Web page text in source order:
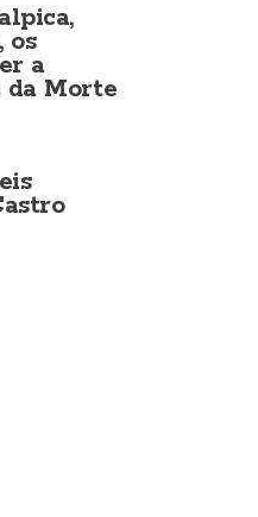
os
a
da Morte